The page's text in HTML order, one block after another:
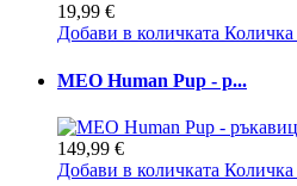
19,99 €
Добави в количката Количка
MEO Human Pup - р...
149,99 €
Добави в количката Количка